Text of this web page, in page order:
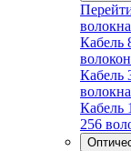
волокна
Кабель
волокон
Кабель
волокна
Кабель
256